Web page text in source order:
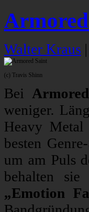
Walter Kraus |
(c) Travis Shinn
Bei
weniger.
Heavy
besten
um am Puls
behalten
„Emotion